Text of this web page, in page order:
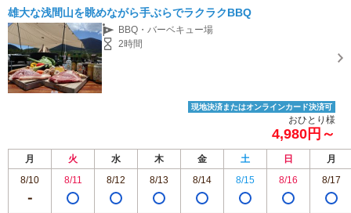
雄大な浅間山を眺めながら手ぶらでラクラクBBQ
BBQ・バーベキュー場
2時間
現地決済またはオンラインカード決済可
おひとり様
4,980円～
月 火 水 木 金 土 日
月
8/10
8/11 8/12 8/13 8/14 8/15 8/16 8/17